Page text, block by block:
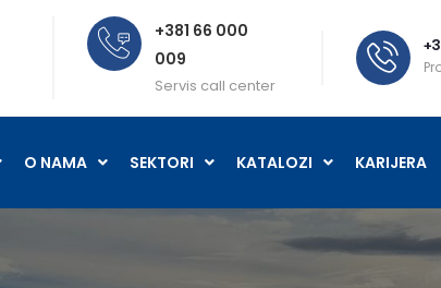
+381 66 000
009
Servis call center
O NAMA SEKTORI KATALOZI KARIJERA